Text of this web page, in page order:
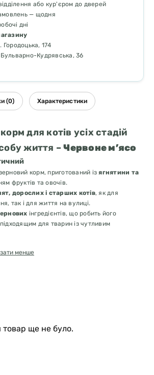
або кур'єром до дверей
— щодня
дні
Городоцька, 174
Кудрявська, 36
(0) Характеристики
для котів усіх стадій
життя –Червоне м’ясо
корм, приготований ізягнятини та
фруктів та овочів.
дорослих і старших котів, як для
так і для життя на вулиці.
інгредієнтів, що робить його
для тварин із чутливим
шерсті.
— допомагають зволоженню хрящів
менше
товар ще не було.